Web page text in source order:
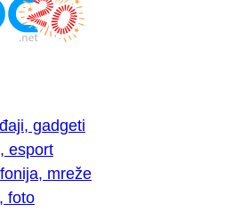
gadgeti
esport
mreže
foto